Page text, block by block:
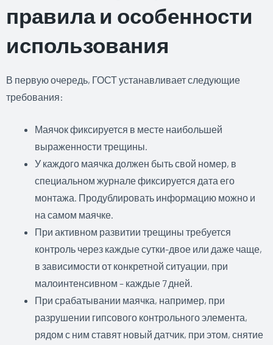
правила и особенности
использования
В первую очередь, ГОСТ устанавливает следующие
требования:
Маячок фиксируется в месте наибольшей
выраженности трещины.
У каждого маячка должен быть свой номер, в
специальном журнале фиксируется дата его
монтажа. Продублировать информацию можно и
на самом маячке.
При активном развитии трещины требуется
контроль через каждые сутки-двое или даже чаще,
в зависимости от конкретной ситуации, при
малоинтенсивном – каждые 7 дней.
При срабатывании маячка, например, при
разрушении гипсового контрольного элемента,
рядом с ним ставят новый датчик, при этом, снятие